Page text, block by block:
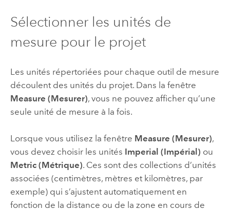
Sélectionner les unités de
mesure pour le projet
Les unités répertoriées pour chaque outil de mesure
découlent des unités du projet. Dans la fenêtre
Measure (Mesurer), vous ne pouvez afficher qu’une
seule unité de mesure à la fois.
Lorsque vous utilisez la fenêtre Measure (Mesurer),
vous devez choisir les unités Imperial (Impérial) ou
Metric (Métrique). Ces sont des collections d’unités
associées (centimètres, mètres et kilomètres, par
exemple) qui s’ajustent automatiquement en
fonction de la distance ou de la zone en cours de